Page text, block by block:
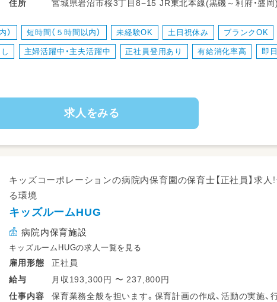
時間帯はご相談ください！
※扶養内可能！
住所
宮城県岩沼市桜3丁目8−15 JR東北本線(黒磯～利府・盛岡) 岩沼駅 岩沼駅から徒歩10
） 短時間（５時間以内） 未経験OK 土日祝休み ブランクOK
主婦活躍中・主夫活躍中 正社員登用あり 有給消化率高 即
求人をみる
キッズコーポレーションの病院内保育園の保育士【正社員】求人
る環境
キッズルームHUG
病院内保育施設
キッズルームHUGの求人一覧を見る
雇用形態
正社員
給与
月収193,300円 〜 237,800円
仕事内容
保育業務全般を担います。保育計画の作成、活動の実施、